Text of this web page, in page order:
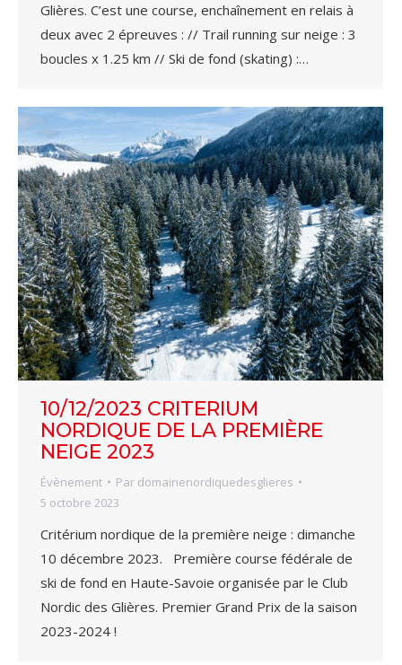
Glières. C’est une course, enchaînement en relais à
deux avec 2 épreuves : // Trail running sur neige : 3
boucles x 1.25 km // Ski de fond (skating) :…
10/12/2023 CRITERIUM
NORDIQUE DE LA PREMIÈRE
NEIGE 2023
Évènement Par domainenordiquedesglieres
5 octobre 2023
Critérium nordique de la première neige : dimanche
10 décembre 2023. Première course fédérale de
ski de fond en Haute-Savoie organisée par le Club
Nordic des Glières. Premier Grand Prix de la saison
2023-2024 !